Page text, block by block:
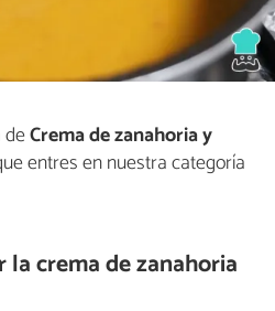
Crema de zanahoria y
entres en nuestra categoría
la crema de zanahoria